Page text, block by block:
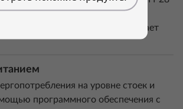
1 Гбит, 10 Гбит или 25 Гбит;
SI) и 1x 1GbE RJ45 (поддерживает
на уровне стоек и
программного обеспечения с